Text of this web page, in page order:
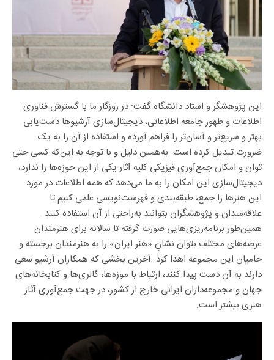
این پژوهشگر و استاد دانشگاه گفت: در روزگار ما با گسترش فناوری
اطلاعات و ظهور جامعه اطلاعاتی، دیجیتال‌سازی آرشیوها دست‌یابی
بهتر و سریع‌تر و آسان‌تر را فراهم آورده‌ و استفاده از آن را به یک
ضرورت تبدیل کرده‌ است. به‌همین دلیل و با توجه به این‌که کسی حتی
توان و امکان جمع‌آوری فیزیکی کلیه آثار یکی از این حوزه‌ها را ندارد،
دیجیتال‌سازی این امکان را به ما می‌دهد که همه اطلاعات در مورد
این هنرها را جمع، طبقه‌بندی و فهرست‌نویسی علمی کنیم تا
علاقه‌مندان و پژوهشگران بتوانند به‌راحتی از آن استفاده کنند.
همین‌طور برنامه‌ریزی‌هایی صورت‌ گرفته تا سالانه برای هنرمندان
عرصه‌های مختلف بتوان نشانِ «هنر ایران» را به هنرمندان برجسته و
حامیان این مجموعه اهدا کرد. آخرین بخشی که همکاران آرشیو سعی
دارند به آن دست پیدا کنند، ارتباط با موزه‌ها، گالری‌ها و کتابخانه‌های
جهان و مجموعه‌داران ایرانی خارج از کشور، در جهت جمع‌آوری آثار
هنری بیشتر است.